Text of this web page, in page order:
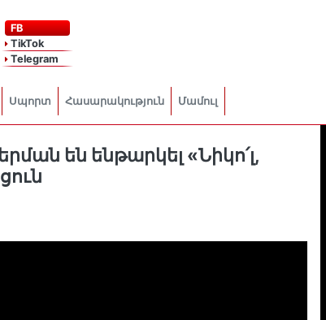
FB
TikTok
Telegram
Սպորտ Հասարակություն Մամուլ
են ենթարկել «Նիկո՛լ,